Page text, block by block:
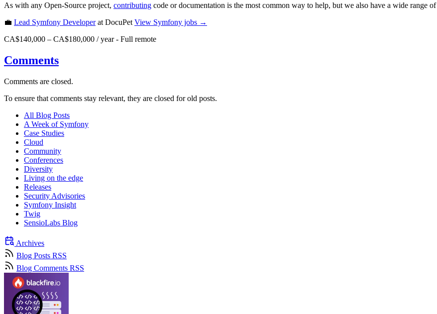
As with any Open-Source project, contributing code or documentation is the most common way to help, but we also have a wide range of
💼 Lead Symfony Developerat DocuPet View Symfony jobs →
CA$140,000 – CA$180,000 / year- Full remote
Comments
Comments are closed.
To ensure that comments stay relevant, they are closed for old posts.
All Blog Posts
A Week of Symfony
Case Studies
Cloud
Community
Conferences
Diversity
Living on the edge
Releases
Security Advisories
Symfony Insight
Twig
SensioLabs Blog
Archives
Blog Posts RSS
Blog Comments RSS